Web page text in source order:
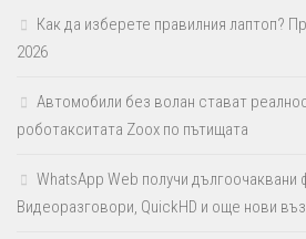
Как да изберете правилния лаптоп?
2026
Автомобили без волан стават
роботакситата Zoox по пътищата
WhatsApp Web получи дългоочаквани
Видеоразговори, QuickHD и още нови